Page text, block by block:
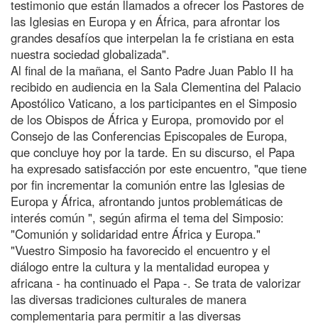
testimonio que están llamados a ofrecer los Pastores de
las Iglesias en Europa y en África, para afrontar los
grandes desafíos que interpelan la fe cristiana en esta
nuestra sociedad globalizada".
Al final de la mañana, el Santo Padre Juan Pablo II ha
recibido en audiencia en la Sala Clementina del Palacio
Apostólico Vaticano, a los participantes en el Simposio
de los Obispos de África y Europa, promovido por el
Consejo de las Conferencias Episcopales de Europa,
que concluye hoy por la tarde. En su discurso, el Papa
ha expresado satisfacción por este encuentro, "que tiene
por fin incrementar la comunión entre las Iglesias de
Europa y África, afrontando juntos problemáticas de
interés común ", según afirma el tema del Simposio:
"Comunión y solidaridad entre África y Europa."
"Vuestro Simposio ha favorecido el encuentro y el
diálogo entre la cultura y la mentalidad europea y
africana - ha continuado el Papa -. Se trata de valorizar
las diversas tradiciones culturales de manera
complementaria para permitir a las diversas